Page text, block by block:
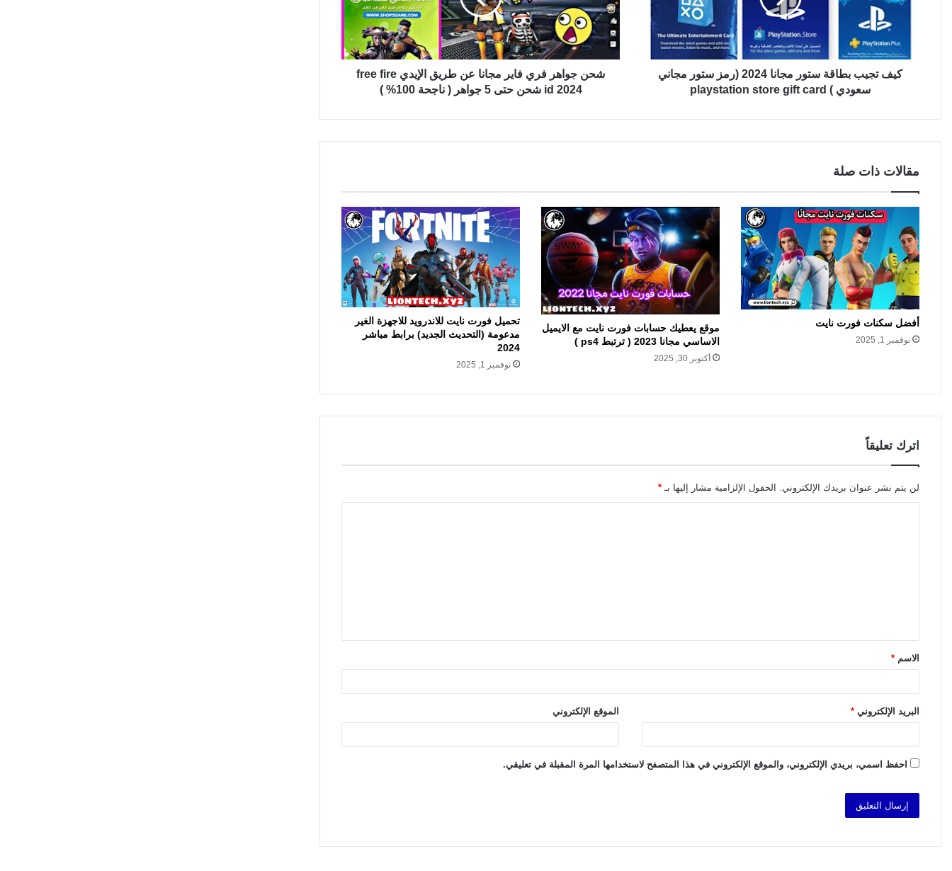
كيف تجيب بطاقة ستور مجانا 2024 (رمز ستور مجاني
سعودي ) playstation store gift card
شحن جواهر فري فاير مجانا عن طريق الإيدي free fire
id 2024 شحن حتى 5 جواهر ( ناجحة 100% )
مقالات ذات صلة
أفضل سكنات فورت نايت
نوفمبر 1, 2025
موقع يعطيك حسابات فورت نايت مع الايميل
الاساسي مجانا 2023 ( ترتبط ps4 )
أكتوبر 30, 2025
تحميل فورت نايت للاندرويد للاجهزة الغير
مدعومة (التحديث الجديد) برابط مباشر
2024
نوفمبر 1, 2025
اترك تعليقاً
لن يتم نشر عنوان بريدك الإلكتروني. الحقول الإلزامية مشار إليها بـ *
ق
*الاسم *
البريد الإلكتروني * الموقع الإلكتروني
احفظ اسمي، بريدي الإلكتروني، والموقع الإلكتروني في هذا المتصفح لاستخدامها المرة المقبلة في تعليقي.